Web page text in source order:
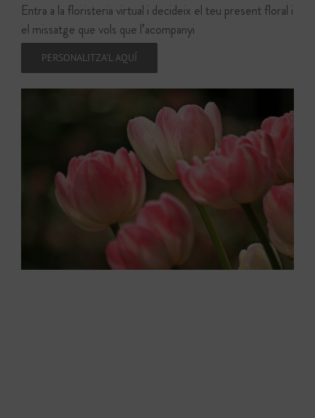
Entra a la floristeria virtual i decideix el teu present floral i
el missatge que vols que l’acompanyi
PERSONALITZA’L AQUÍ